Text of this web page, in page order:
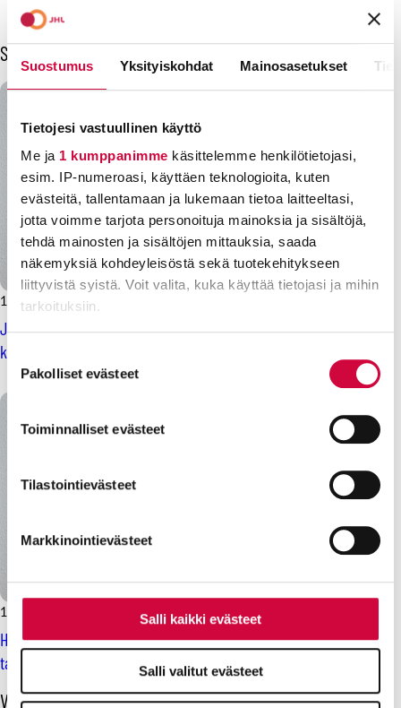
Suostumus Yksityiskohdat Mainosasetukset
Tietojesi vastuullinen käyttö
Me ja 1 kumppanimme käsittelemme henkilötietojasi,
esim. IP-numeroasi, käyttäen teknologioita, kuten
evästeitä, tallentamaan ja lukemaan tietoa laitteeltasi,
jotta voimme tarjota personoituja mainoksia ja sisältöjä,
tehdä mainosten ja sisältöjen mittauksia, saada
näkemyksiä kohdeyleisöstä sekä tuotekehitykseen
liittyvistä syistä. Voit valita, kuka käyttää tietojasi ja mihin
tarkoituksiin.
voit määrittää asetuksesi
. Voit muuttaa
parantavia, ja osaa käytetään tilastointi- tai
Suostumuksen
valinta
Pakolliset evästeet
Toiminnalliset evästeet
Tilastointievästeet
Markkinointievästeet
Salli kaikki evästeet
Salli valitut evästeet
Sinua voisi kiinnostaa myös
15.10.2025Lausunnot
JHL: Lasten aamu- ja iltapäivätoiminnan maksuja ei saa
korottaa
11.9.2025
Hallitus maksaa kalliisti ja laskee rikkaiden verotusta – hyödyt
talouskasvulle kyseenalaisia
O
Viimeisimmät uutiset